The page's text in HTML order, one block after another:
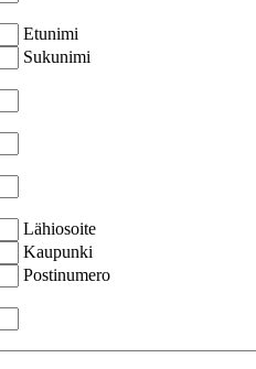
Etunimi
Sukunimi
Lähiosoite
Kaupunki
Postinumero